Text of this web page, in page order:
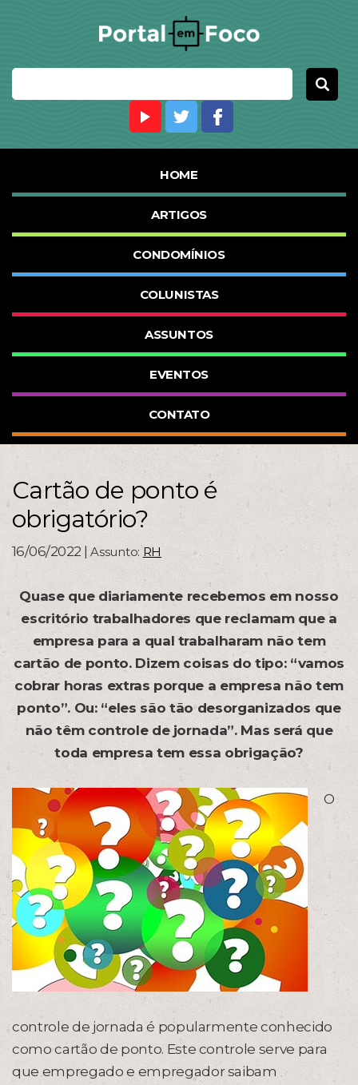
HOME
ARTIGOS
CONDOMÍNIOS
COLUNISTAS
ASSUNTOS
EVENTOS
CONTATO
Cartão de ponto é
obrigatório?
16/06/2022 |Assunto: RH
Quase que diariamente recebemos em nosso
escritório trabalhadores que reclamam que a
empresa para a qual trabalharam não tem
cartão de ponto. Dizem coisas do tipo: “vamos
cobrar horas extras porque a empresa não tem
ponto”. Ou: “eles são tão desorganizados que
não têm controle de jornada”. Mas será que
toda empresa tem essa obrigação?
O
controle de jornada é popularmente conhecido
como cartão de ponto. Este controle serve para
que empregado e empregador saibam